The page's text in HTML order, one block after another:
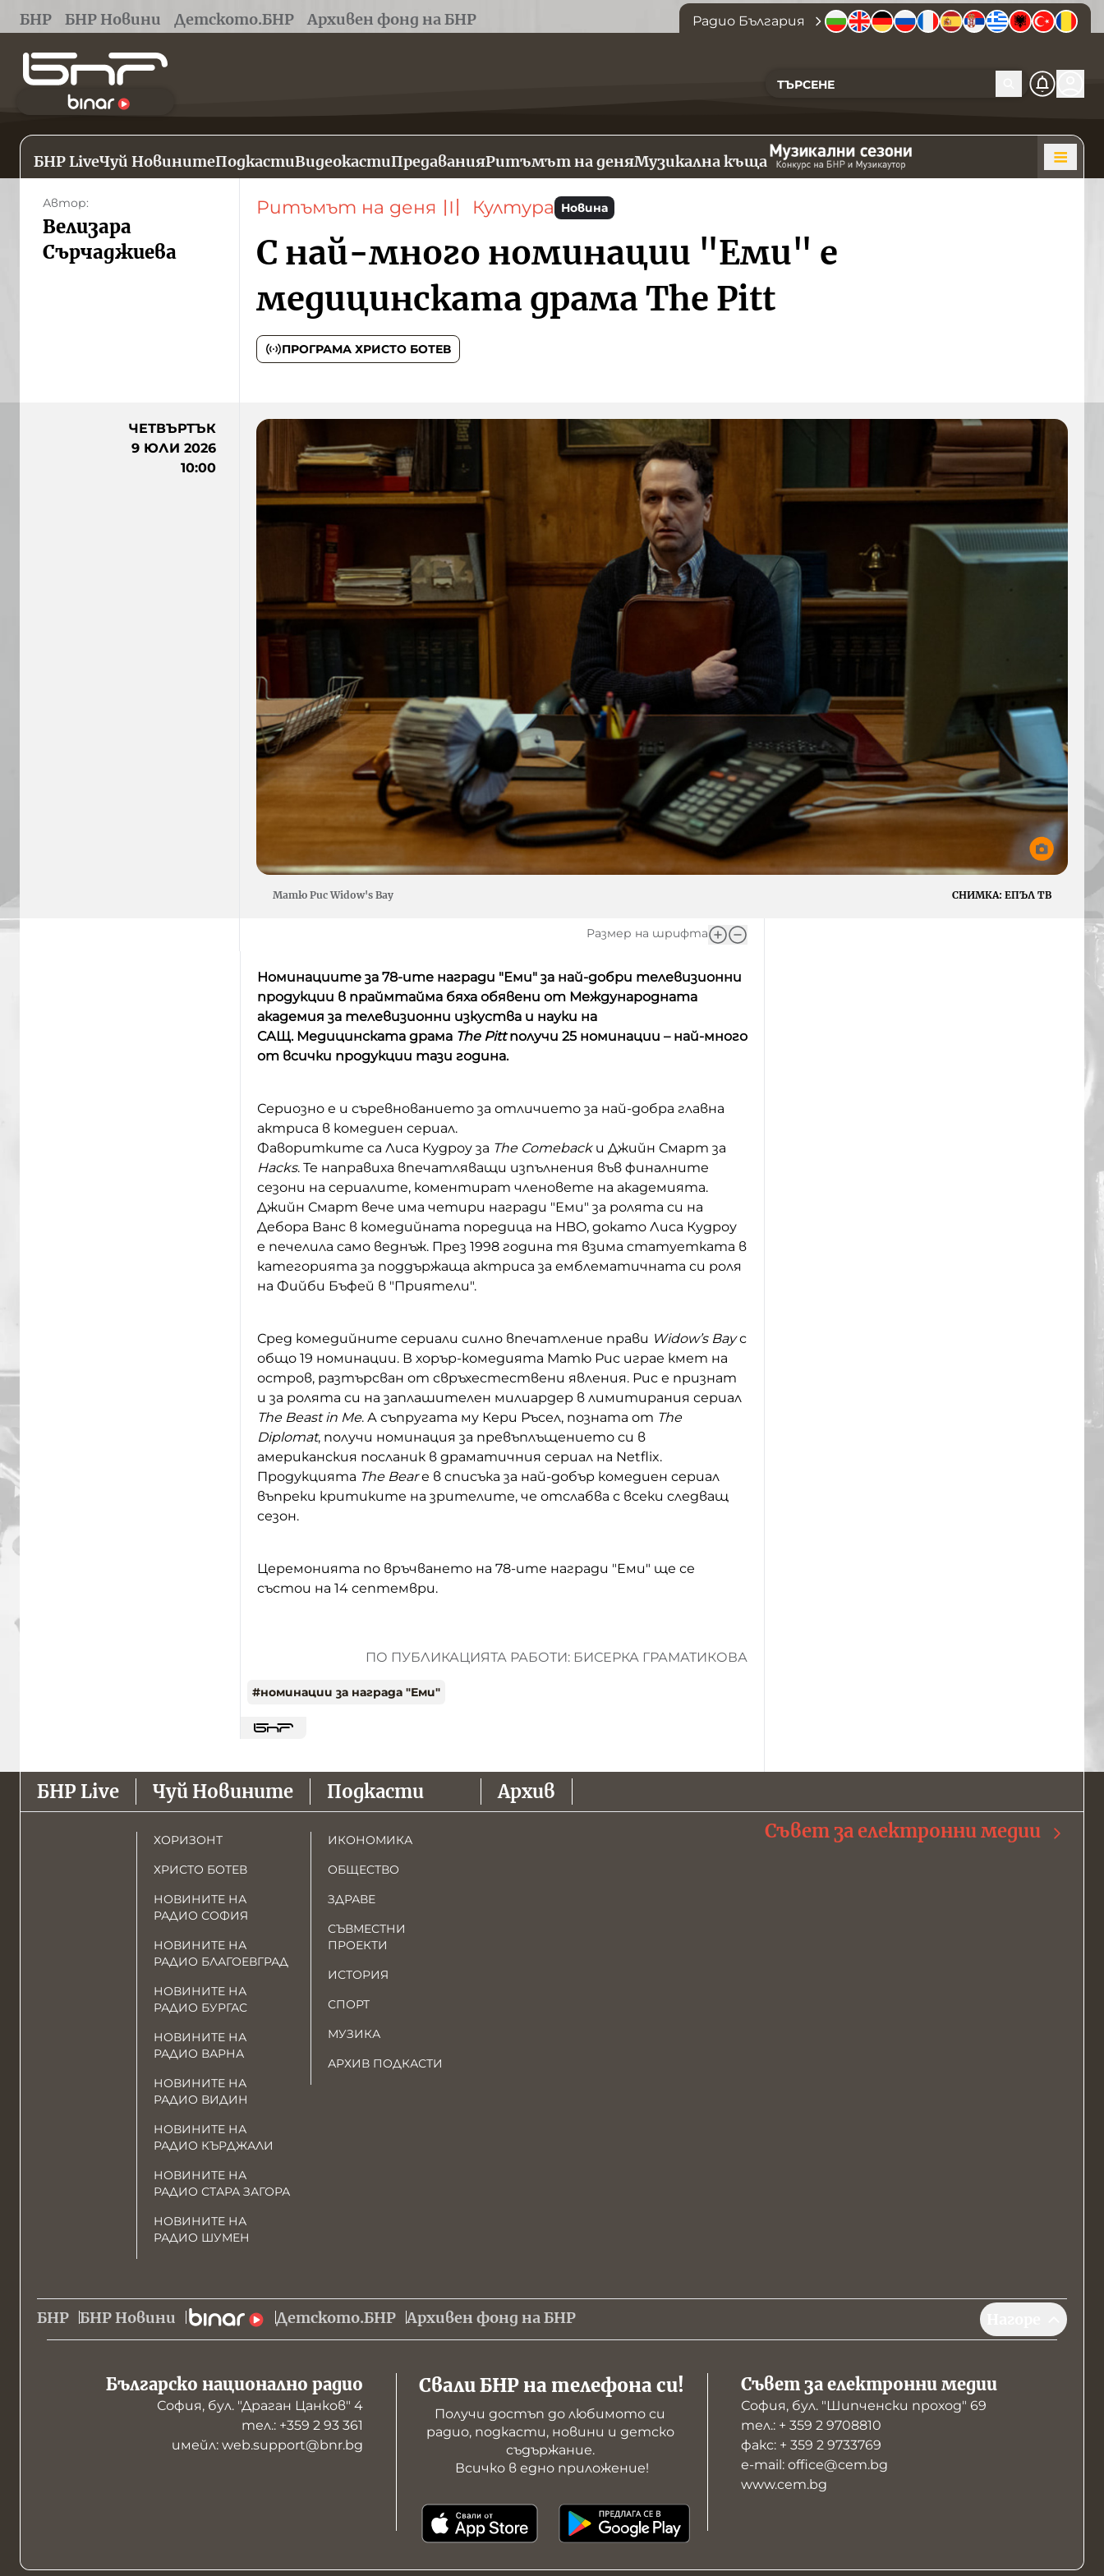
БНР БНР Новини Детското.БНР Архивен фонд на БНР Радио България
БНР LiveЧуй НовинитеПодкастиВидеокастиПредаванияРитъмът на деняМузикална къща
Автор:
Велизара
Сърчаджиева
Ритъмът на деня 〣 Култура Новина
С най-много номинации "Еми" е
медицинската драма The Pitt
ПРОГРАМА ХРИСТО БОТЕВ
ЧЕТВЪРТЪК
9 ЮЛИ 2026
10:00
Матю Рис Widow's Bay СНИМКА: ЕПЪЛ ТВ
Размер на шрифта
Номинациите за 78-ите награди "Еми" за най-добри телевизионни
продукции в праймтайма бяха обявени от Международната
академия за телевизионни изкуства и науки на
САЩ. Медицинската драма The Pittполучи 25 номинации – най-много
от всички продукции тази година.
Сериозно е и съревнованието за отличието за най-добра главна
актриса в комедиен сериал.
Фаворитките са Лиса Кудроу за The Comeback и Джийн Смарт за
Hacks. Те направиха впечатляващи изпълнения във финалните
сезони на сериалите, коментират членовете на академията.
Джийн Смарт вече има четири награди "Еми" за ролята си на
Дебора Ванс в комедийната поредица на HBO, докато Лиса Кудроу
е печелила само веднъж. През 1998 година тя взима статуетката в
категорията за поддържаща актриса за емблематичната си роля
на Фийби Бъфей в "Приятели".
Сред комедийните сериали силно впечатление прави Widow’s Bayс
общо 19 номинации. В хорър-комедията Матю Рис играе кмет на
остров, разтърсван от свръхестествени явления. Рис е признат
и за ролята си на заплашителен милиардер в лимитирания сериал
The Beast in Mе. А съпругата му Кери Ръсел, позната от The
Diplomat, получи номинация за превъплъщението си в
американския посланик в драматичния сериал на Netflix.
Продукцията The Bearе в списъка за най-добър комедиен сериал
въпреки критиките на зрителите, че отслабва с всеки следващ
сезон.
Церемонията по връчването на 78-ите награди "Еми" ще се
състои на 14 септември.
ПО ПУБЛИКАЦИЯТА РАБОТИ: БИСЕРКА ГРАМАТИКОВА
#номинации за награда "Еми"
БНР Live Чуй Новините
ХОРИЗОНТ
ХРИСТО БОТЕВ
НОВИНИТЕ НА
РАДИО СОФИЯ
НОВИНИТЕ НА
РАДИО БЛАГОЕВГРАД
НОВИНИТЕ НА
РАДИО БУРГАС
НОВИНИТЕ НА
РАДИО ВАРНА
НОВИНИТЕ НА
РАДИО ВИДИН
НОВИНИТЕ НА
РАДИО КЪРДЖАЛИ
НОВИНИТЕ НА
РАДИО СТАРА ЗАГОРА
НОВИНИТЕ НА
РАДИО ШУМЕН
Подкасти
ИКОНОМИКА
ОБЩЕСТВО
ЗДРАВЕ
СЪВМЕСТНИ
ПРОЕКТИ
ИСТОРИЯ
СПОРТ
МУЗИКА
АРХИВ ПОДКАСТИ
Архив
Съвет за електронни медии
БНР БНР Новини Детското.БНР Архивен фонд на БНР
Българско национално радио
София, бул. "Драган Цанков" 4
тел.: +359 2 93 361
имейл: web.support@bnr.bg
Свали БНР на телефона си!
Получи достъп до любимото си
радио, подкасти, новини и детско
съдържание.
Всичко в едно приложение!
Съвет за електронни медии
София, бул. "Шипченски проход" 69
тел.: + 359 2 9708810
факс: + 359 2 9733769
е-mail: office@cem.bg
www.cem.bg